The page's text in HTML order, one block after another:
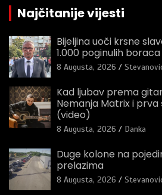
Najčitanije vijesti
Bijeljina uoči krsne
1.000 poginulih
8 Augusta, 2026
Kad ljubav prema
Nemanja Matrix i prva
(video)
8 Augusta, 2026 Danka
Duge kolone na
prelazima
8 Augusta, 2026